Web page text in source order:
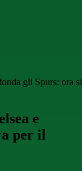
gli Spurs: ora si
e
per il